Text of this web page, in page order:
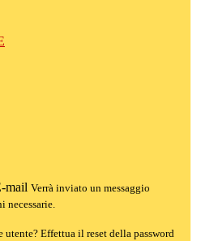
mail Verrà inviato un messaggio
necessarie.
utente? Effettua il reset della password